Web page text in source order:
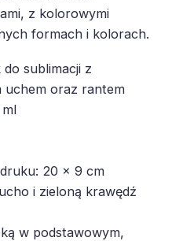
z kolorowymi
formach i kolorach.
do sublimacji z
oraz rantem
20 x 9 cm
i zieloną krawędź
w podstawowym,